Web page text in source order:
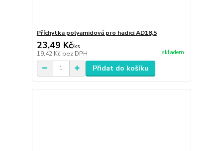
Příchytka polyamidová pro hadici AD18,5
23,49 Kč/ks
19,42 Kč bez DPH skladem
Přidat do košíku